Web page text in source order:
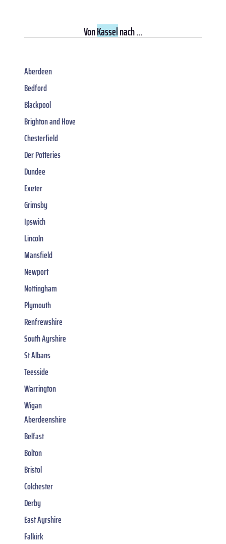
VonKasselnach ...
Aberdeen
Bedford
Blackpool
Brighton and Hove
Chesterfield
Der Potteries
Dundee
Exeter
Grimsby
Ipswich
Lincoln
Mansfield
Newport
Nottingham
Plymouth
Renfrewshire
South Ayrshire
St Albans
Teesside
Warrington
Wigan
Aberdeenshire
Belfast
Bolton
Bristol
Colchester
Derby
East Ayrshire
Falkirk